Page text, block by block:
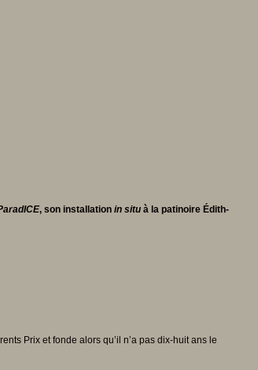
, son installation in situ à la patinoire Édith-
Prix et fonde alors qu’il n’a pas dix-huit ans le